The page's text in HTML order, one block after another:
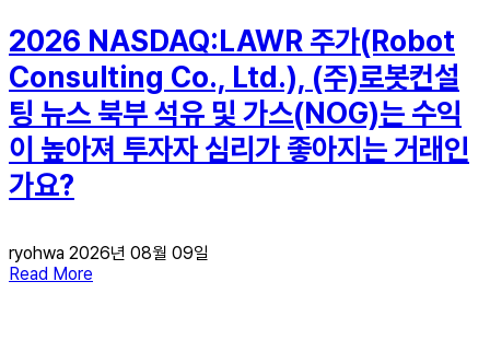
2026 NASDAQ:LAWR 주가(Robot
Consulting Co., Ltd.), (주)로봇컨설
팅 뉴스 북부 석유 및 가스(NOG)는 수익
이 높아져 투자자 심리가 좋아지는 거래인
가요?
ryohwa 2026년 08월 09일
Read More